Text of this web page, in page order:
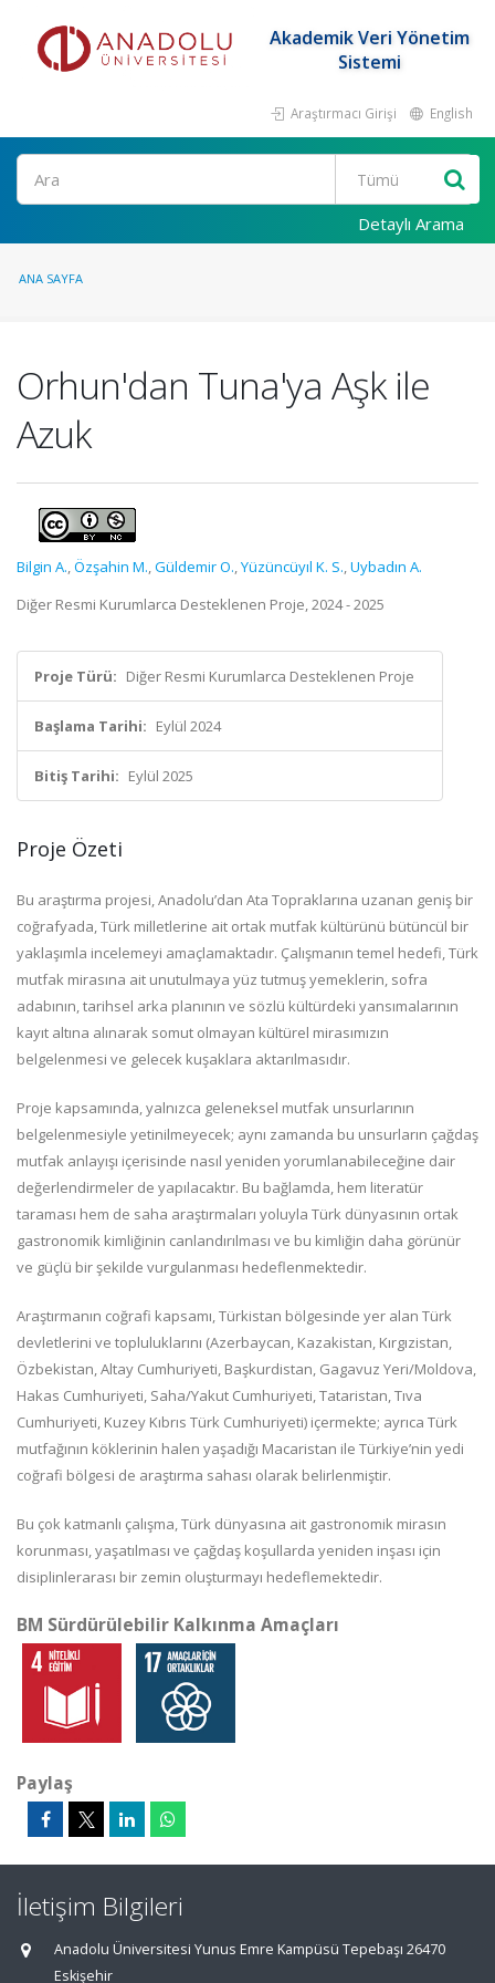
Akademik Veri Yönetim
Sistemi
Araştırmacı Girişi English
Ara
Detaylı Arama
ANA SAYFA
Orhun'dan Tuna'ya Aşk ile
Azuk
Bilgin A.,Özşahin M.,Güldemir O.,Yüzüncüyıl K. S.,Uybadın A.
Diğer Resmi Kurumlarca Desteklenen Proje, 2024 - 2025
Proje Türü: Diğer Resmi Kurumlarca Desteklenen Proje
Başlama Tarihi: Eylül 2024
Bitiş Tarihi: Eylül 2025
Proje Özeti
Bu araştırma projesi, Anadolu’dan Ata Topraklarına uzanan geniş bir
coğrafyada, Türk milletlerine ait ortak mutfak kültürünü bütüncül bir
yaklaşımla incelemeyi amaçlamaktadır. Çalışmanın temel hedefi, Türk
mutfak mirasına ait unutulmaya yüz tutmuş yemeklerin, sofra
adabının, tarihsel arka planının ve sözlü kültürdeki yansımalarının
kayıt altına alınarak somut olmayan kültürel mirasımızın
belgelenmesi ve gelecek kuşaklara aktarılmasıdır.
Proje kapsamında, yalnızca geleneksel mutfak unsurlarının
belgelenmesiyle yetinilmeyecek; aynı zamanda bu unsurların çağdaş
mutfak anlayışı içerisinde nasıl yeniden yorumlanabileceğine dair
değerlendirmeler de yapılacaktır. Bu bağlamda, hem literatür
taraması hem de saha araştırmaları yoluyla Türk dünyasının ortak
gastronomik kimliğinin canlandırılması ve bu kimliğin daha görünür
ve güçlü bir şekilde vurgulanması hedeflenmektedir.
Araştırmanın coğrafi kapsamı, Türkistan bölgesinde yer alan Türk
devletlerini ve topluluklarını (Azerbaycan, Kazakistan, Kırgızistan,
Özbekistan, Altay Cumhuriyeti, Başkurdistan, Gagavuz Yeri/Moldova,
Hakas Cumhuriyeti, Saha/Yakut Cumhuriyeti, Tataristan, Tıva
Cumhuriyeti, Kuzey Kıbrıs Türk Cumhuriyeti) içermekte; ayrıca Türk
mutfağının köklerinin halen yaşadığı Macaristan ile Türkiye’nin yedi
coğrafi bölgesi de araştırma sahası olarak belirlenmiştir.
Bu çok katmanlı çalışma, Türk dünyasına ait gastronomik mirasın
korunması, yaşatılması ve çağdaş koşullarda yeniden inşası için
disiplinlerarası bir zemin oluşturmayı hedeflemektedir.
BM Sürdürülebilir Kalkınma Amaçları
Paylaş
İletişim Bilgileri
Anadolu Üniversitesi Yunus Emre Kampüsü Tepebaşı 26470
Eskişehir